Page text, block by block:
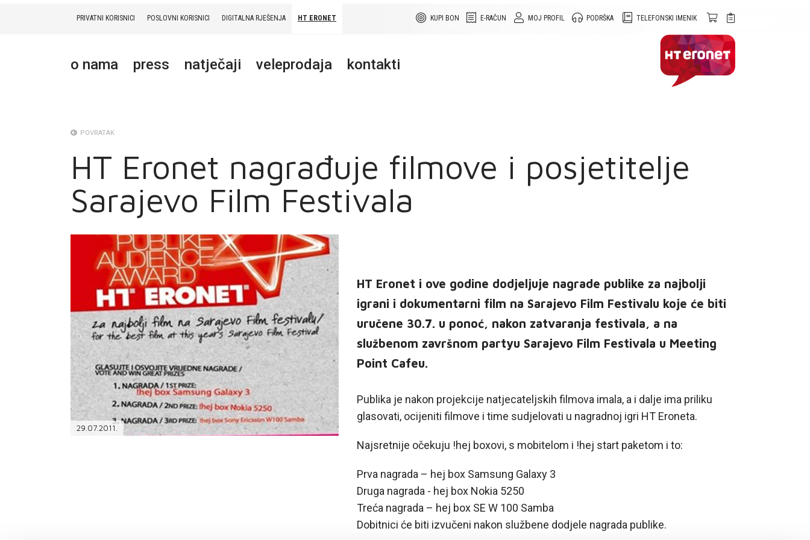
TELEFONSKI IMENIK
PODRŠKA
MOJ PROFIL
E-RAČUN
KUPI BON
PRIVATNI KORISNICI POSLOVNI KORISNICI DIGITALNA RJEŠENJA HT ERONET
o nama press natječaji veleprodaja kontakti
TELEFONSKI IMENIK
POVRATAK
HT Eronet nagrađuje filmove i posjetitelje
Sarajevo Film Festivala
29.07.2011.
HT Eronet i ove godine dodjeljuje nagrade publike za najbolji
igrani i dokumentarni film na Sarajevo Film Festivalu koje će biti
uručene 30.7. u ponoć, nakon zatvaranja festivala, a na
službenom završnom partyu Sarajevo Film Festivala u Meeting
Point Cafeu.
Publika je nakon projekcije natjecateljskih filmova imala, a i dalje ima priliku
glasovati, ocijeniti filmove i time sudjelovati u nagradnoj igri HT Eroneta.
Najsretnije očekuju !hej boxovi, s mobitelom i !hej start paketom i to:
Prva nagrada – hej box Samsung Galaxy 3
Druga nagrada - hej box Nokia 5250
Treća nagrada – hej box SE W 100 Samba
Dobitnici će biti izvučeni nakon službene dodjele nagrada publike.